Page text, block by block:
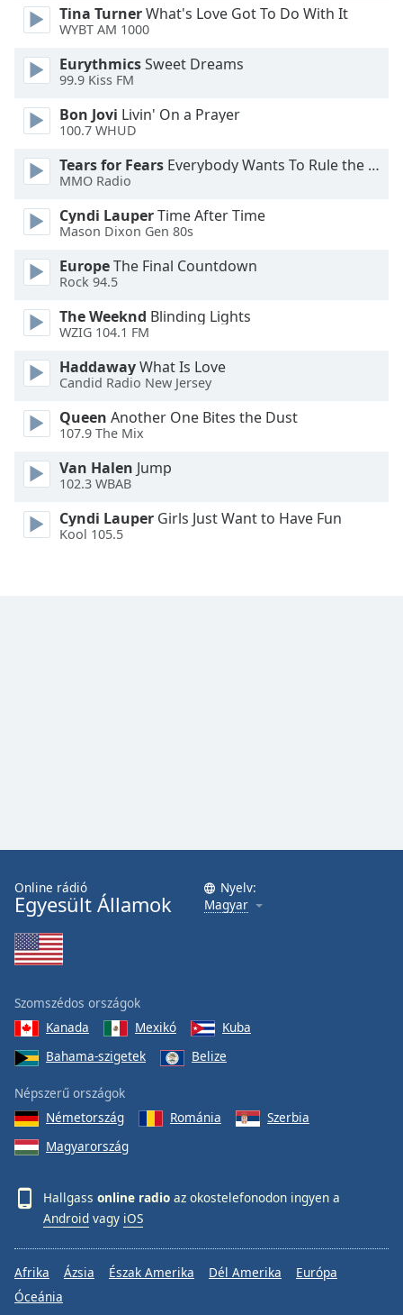
Background
Area
Background
Color
Opacity
Font
Text
Style
Family
Tina TurnerWhat's Love Got To Do With It
WYBT AM 1000
EurythmicsSweet Dreams
99.9 Kiss FM
Bon Jovi Livin' On a Prayer
100.7 WHUD
Tears for Fears Everybody Wants To Rule the World
MMO Radio
Cyndi LauperTime After Time
Mason Dixon Gen 80s
EuropeThe Final Countdown
Rock 94.5
The Weeknd Blinding Lights
WZIG 104.1 FM
HaddawayWhat Is Love
Candid Radio New Jersey
Queen Another One Bites the Dust
107.9 The Mix
Van Halen Jump
102.3 WBAB
Cyndi Lauper Girls Just Want to Have Fun
Kool 105.5
Online rádió
Egyesült Államok
Nyelv:
Magyar
Szomszédos országok
Kanada
Mexikó
Kuba
Bahama-szigetek
Belize
Népszerű országok
Németország
Románia
Szerbia
Magyarország
Hallgass online radio az okostelefonodon ingyen a
Android vagy iOS
Afrika Ázsia Észak Amerika Dél Amerika
Európa
Óceánia